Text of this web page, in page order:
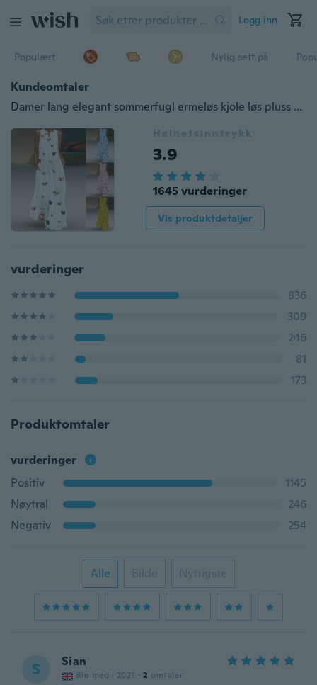
Logg inn
Populært Nylig sett på
Kundeomtaler
Damer lang elegant sommerfugl ermeløs kjole løs pluss størrelse kjole strand
Helhetsinntrykk
3.9
1645 vurderinger
Vis produktdetaljer
vurderinger
836
309
246
81
173
Produktomtaler
vurderinger
Positiv
1145
Nøytral
246
Negativ
254
Alle Bilde Nyttigste
S Sian
Ble med i 2021 · 2 omtaler